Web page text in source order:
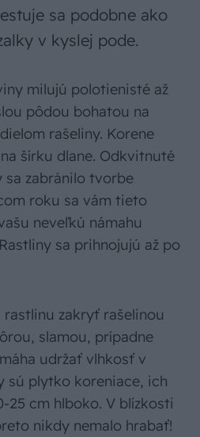
sa podobne ako
v kyslej pode.
milujú polotienisté až
pôdou bohatou na
rašeliny. Korene
šírku dlane. Odkvitnuté
zabránilo tvorbe
roku sa vám tieto
neveľkú námahu
sa prihnojujú až po
zakryť rašelinou
slamou, prípadne
udržať vlhkosť v
sú plytko koreniace, ich
25 cm hlboko. V blízkosti
nikdy nemalo hrabať!